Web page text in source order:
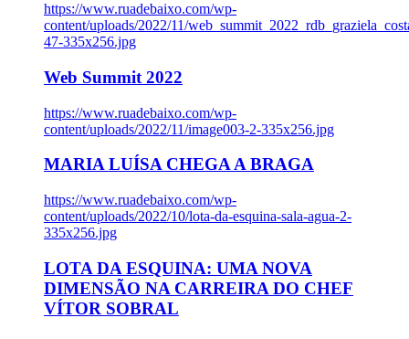
https://www.ruadebaixo.com/wp-
content/uploads/2022/11/
47-335x256.jpg
Web Summit 2022
https://www.ruadebaixo.com/wp-
content/uploads/2022/11/image003-2-335x256.jpg
MARIA LUÍSA CHEGA A BRAGA
https://www.ruadebaixo.com/wp-
content/uploads/2022/10/lota-da-esquina-sala-agua-2-
335x256.jpg
LOTA DA ESQUINA: UMA NOVA
DIMENSÃO NA CARREIRA DO CHEF
VÍTOR SOBRAL